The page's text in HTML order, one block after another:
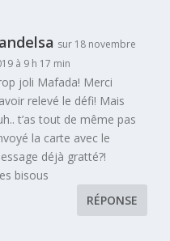
sur 18 novembre
à 9 h 17 min
joli Mafada! Merci
relevé le défi! Mais
t’as tout de même pas
la carte avec le
déjà gratté?!
bisous
RÉPONSE